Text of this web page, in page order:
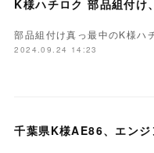
部品組付け真っ最中のK様ハ
2024.09.24 14:23